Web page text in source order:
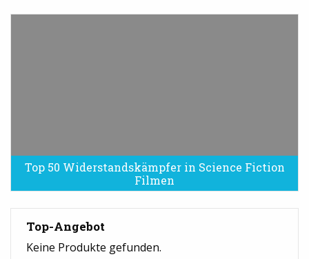
Top 50 Widerstandskämpfer in Science Fiction
Filmen
Top-Angebot
Keine Produkte gefunden.